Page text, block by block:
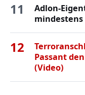
11
Adlon-
mindestens
12
Passant
(Video)